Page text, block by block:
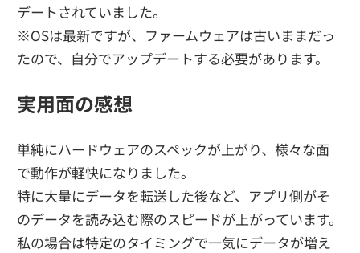
デートされていました。
※OSは最新ですが、ファームウェアは古いままだっ
たので、自分でアップデートする必要があります。
実用面の感想
単純にハードウェアのスペックが上がり、様々な面
で動作が軽快になりました。
特に大量にデータを転送した後など、アプリ側がそ
のデータを読み込む際のスピードが上がっています。
私の場合は特定のタイミングで一気にデータが増え